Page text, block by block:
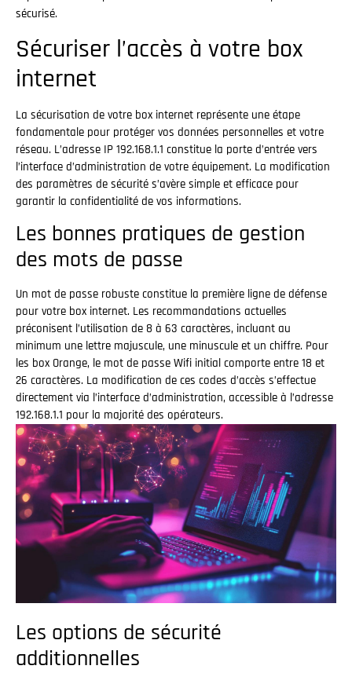
sécurisé.
Sécuriser l’accès à votre box
internet
La sécurisation de votre box internet représente une étape
fondamentale pour protéger vos données personnelles et votre
réseau. L’adresse IP 192.168.1.1 constitue la porte d’entrée vers
l’interface d’administration de votre équipement. La modification
des paramètres de sécurité s’avère simple et efficace pour
garantir la confidentialité de vos informations.
Les bonnes pratiques de gestion
des mots de passe
Un mot de passe robuste constitue la première ligne de défense
pour votre box internet. Les recommandations actuelles
préconisent l’utilisation de 8 à 63 caractères, incluant au
minimum une lettre majuscule, une minuscule et un chiffre. Pour
les box Orange, le mot de passe Wifi initial comporte entre 18 et
26 caractères. La modification de ces codes d’accès s’effectue
directement via l’interface d’administration, accessible à l’adresse
192.168.1.1 pour la majorité des opérateurs.
Les options de sécurité
additionnelles